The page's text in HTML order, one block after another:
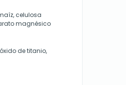
celulosa
magnésico
de titanio,